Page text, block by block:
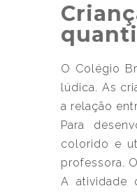
O Colégio
lúdica. As
a relação
Para
colorido e
professora.
A atividade